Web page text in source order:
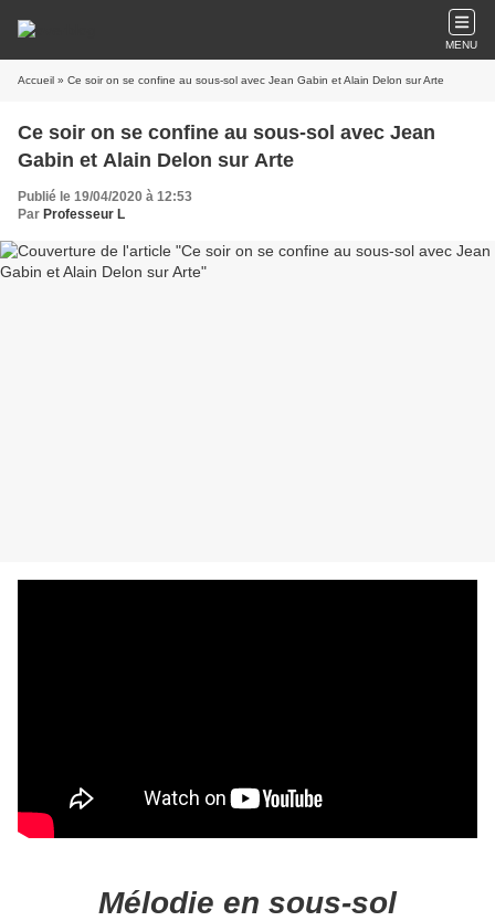
MENU
Accueil » Ce soir on se confine au sous-sol avec Jean Gabin et Alain Delon sur Arte
Ce soir on se confine au sous-sol avec Jean
Gabin et Alain Delon sur Arte
Publié le 19/04/2020 à 12:53
Par Professeur L
Mélodie en sous-sol